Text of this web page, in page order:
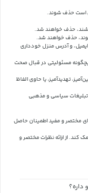
است حذف شوند.
حذف خواهند شد.
شوند، حذف خواهند شد.
و آدرس منزل خودداری
مسئولیتی در قبال صحت
تهدیدآمیز، یا حاوی الفاظ
تبلیغات سیاسی و مذهبی
کاراکتر باشند تا از محتوای مختصر و مفید اطمینان حاصل
کند.از ارائه نظرات مختصر و
داره؟